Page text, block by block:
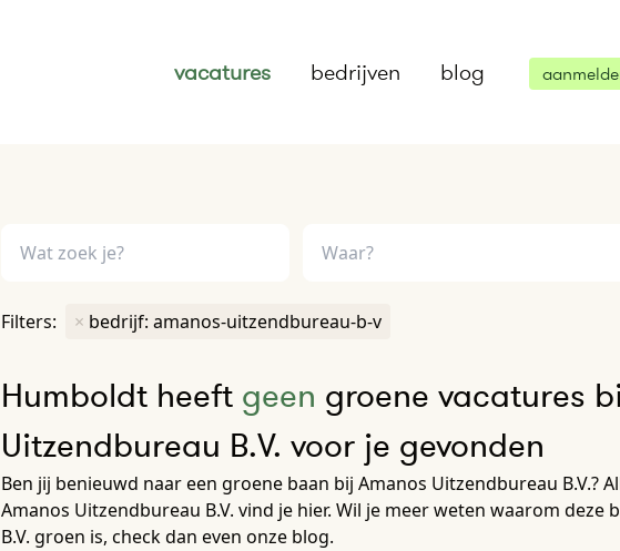
vacatures bedrijven blog
Filters: × bedrijf: amanos-uitzendbureau-b-v
Humboldt heeft geen groene vacatures
Uitzendbureau B.V. voor je gevonden
Ben jij benieuwd naar een groene baan bij Amanos Uitzendbureau B.V.?
Amanos Uitzendbureau B.V. vind je hier. Wil je meer weten waarom deze
B.V. groen is, check dan even onze blog.